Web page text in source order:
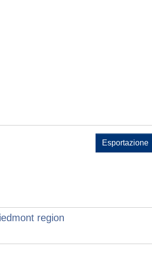
Esportazione
region